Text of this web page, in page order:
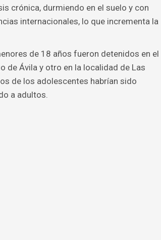
crónica, durmiendo en el suelo y con
internacionales, lo que incrementa la
de 18 años fueron detenidos en el
de Ávila y otro en la localidad de Las
de los adolescentes habrían sido
a adultos.